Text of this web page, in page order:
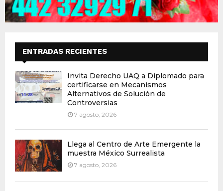
ENTRADAS RECIENTES
Invita Derecho UAQ a Diplomado para
certificarse en Mecanismos
Alternativos de Solución de
Controversias
7 agosto, 2026
Llega al Centro de Arte Emergente la
muestra México Surrealista
7 agosto, 2026